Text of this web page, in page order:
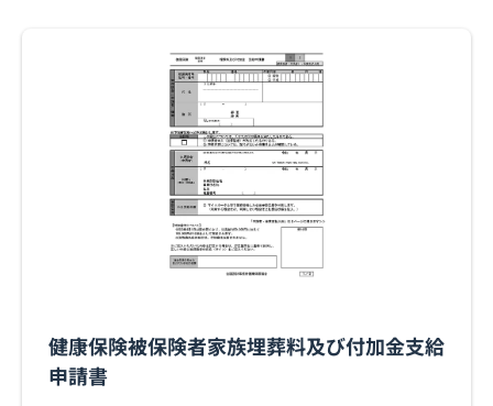
健康保険被保険者家族埋葬料及び付加金支給
申請書